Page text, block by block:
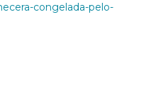
congelada-pelo-